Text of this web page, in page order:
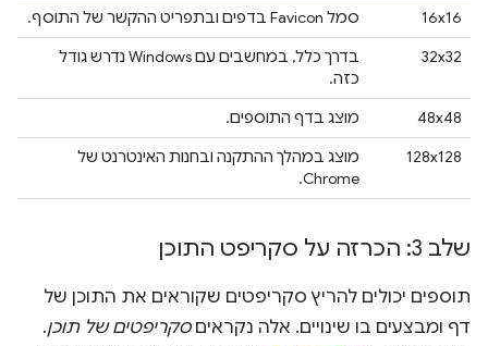
16x16
סמל Favicon בדפים ובתפריט ההקשר של התוסף.
32x32
בדרך כלל, במחשבים עם Windows נדרש גודל
כזה.
48x48
מוצג בדף התוספים.
128x128
מוצג במהלך ההתקנה ובחנות האינטרנט של
Chrome.
שלב 3: הכרזה על סקריפט התוכן
תוספים יכולים להריץ סקריפטים שקוראים את התוכן של
דף ומבצעים בו שינויים. אלה נקראיםסקריפטים של תוכן.